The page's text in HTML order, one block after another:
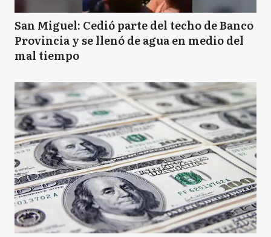
San Miguel: Cedió parte del techo de Banco
Provincia y se llenó de agua en medio del
mal tiempo